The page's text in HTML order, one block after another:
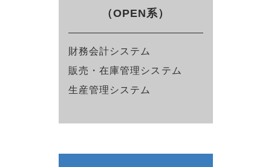
（OPEN系）
財務会計システム
販売・在庫管理システム
生産管理システム